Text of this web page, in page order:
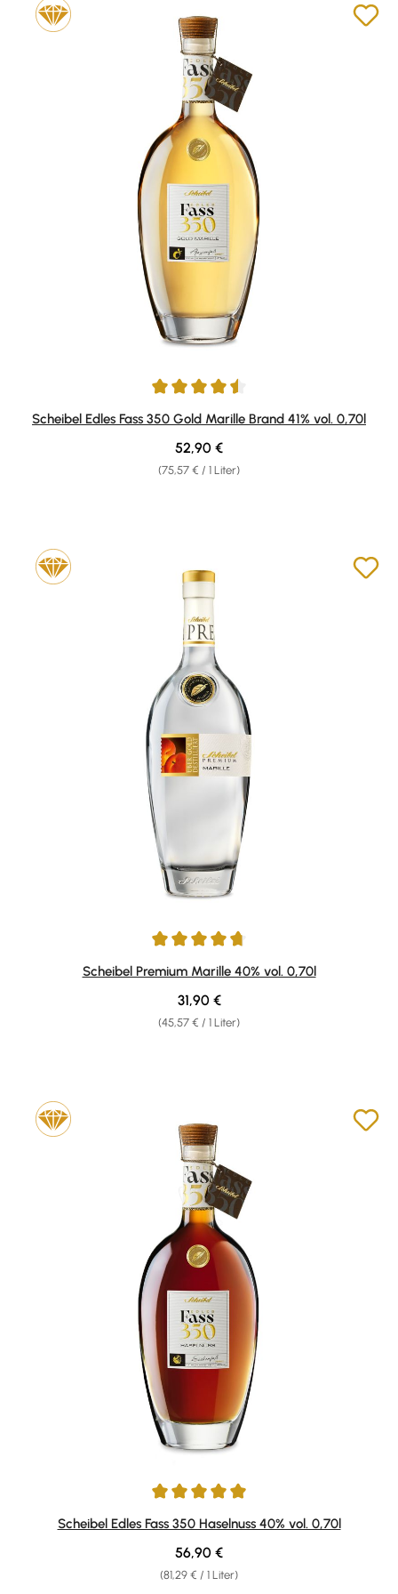
Durchschnittliche Bewertung von 4.4 von 5 Sternen
Scheibel Edles Fass 350 Gold Marille Brand 41% vol. 0,70l
(75,57 € / 1 Liter)
Regulärer Preis:
52,90 €
Durchschnittliche Bewertung von 4.65 von 5 Sternen
Scheibel Premium Marille 40% vol. 0,70l
(45,57 € / 1 Liter)
Regulärer Preis:
31,90 €
Durchschnittliche Bewertung von 5 von 5 Sternen
Scheibel Edles Fass 350 Haselnuss 40% vol. 0,70l
(81,29 € / 1 Liter)
Regulärer Preis:
56,90 €